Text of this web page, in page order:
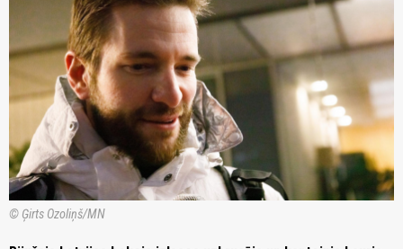
© Ģirts Ozoliņš/MN